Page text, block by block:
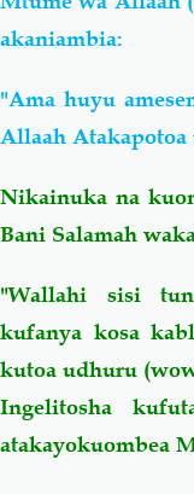
akaniambia:
"Ama huyu
Allaah
Nikainuka na
Bani Salamah
"Wallahi sisi
kufanya kosa
kutoa udhuru
Ingelitosha
atakayokuombea